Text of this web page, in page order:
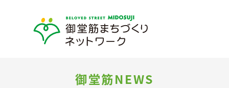
御堂筋NEWS